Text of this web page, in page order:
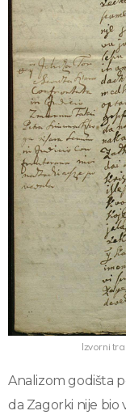
Izvorni
Analizom godišta
da Zagorki nije bio